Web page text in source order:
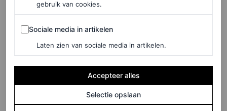
koppel samenwerken bij ‘Oogappels’
Etmon: “Waarbij ik eventjes wil benadrukken: Eva is
geen dictator, haha. Ze vraagt juist geregeld: “Ken, hoe
kijk jij hiernaar?”Bodemis haar baby en wij helpen om
die op te voeden. Tegelijkertijd: mijn domein als acteur
gebruik van cookies.
Sociale media in artikelen
Sociale media in artikelen
Laten zien van sociale media in artikelen.
Accepteer alles
Selectie opslaan